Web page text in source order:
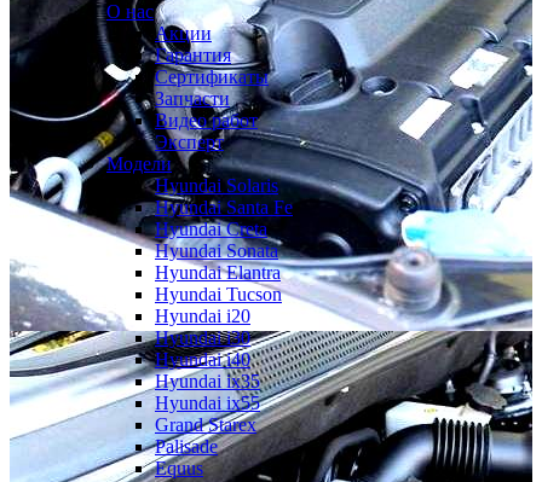
О нас
Акции
Гарантия
Сертификаты
Запчасти
Видео работ
Эксперт
Модели
Hyundai Solaris
Hyundai Santa Fe
Hyundai Creta
Hyundai Sonata
Hyundai Elantra
Hyundai Tucson
Hyundai i20
Hyundai i30
Hyundai i40
Hyundai ix35
Hyundai ix55
Grand Starex
Palisade
Equus